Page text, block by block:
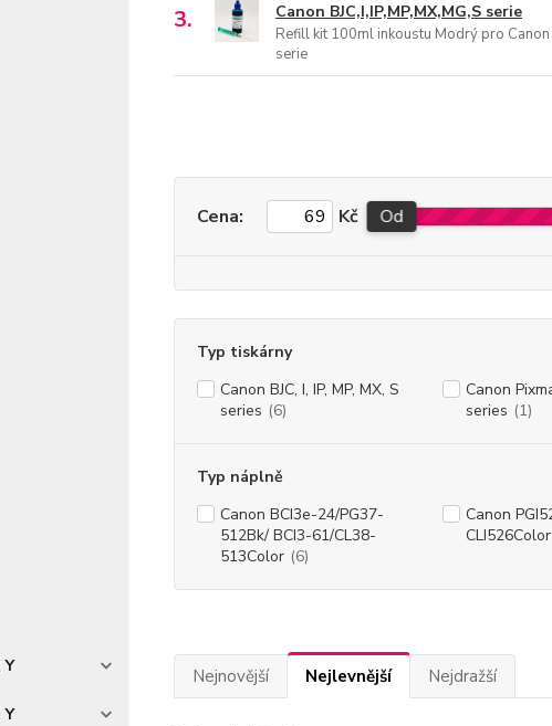
Y
Y
3.
Canon BJC,I,IP,MP,MX,MG,S serie
Refill kit 100ml inkoustu Modrý pro Canon
serie
Cena: Kč Od
Typ tiskárny
Canon BJC, I, IP, MP, MX, S
series (6)
Canon
series (1)
Typ náplně
Canon BCI3e-24/PG37-
512Bk/ BCI3-61/CL38-
513Color (6)
Canon
CLI526Color
Nejnovější Nejlevnější Nejdražší